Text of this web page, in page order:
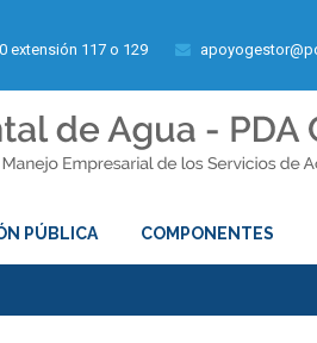
extensión 117 o 129
PÚBLICA COMPONENTES